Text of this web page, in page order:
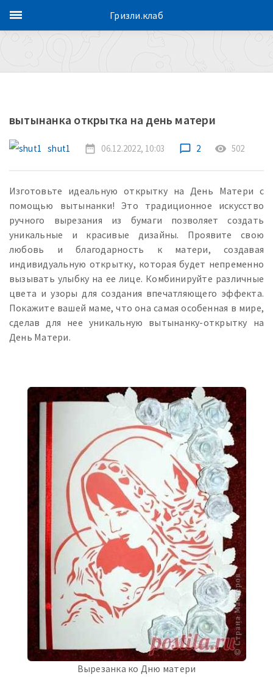
вытынанка открытка на день матери
shut1 date_range 06.12.2022, 10:03 chat_bubble_outline 2 remove_red_eye 502
Изготовьте идеальную открытку на День Матери с
помощью вытынанки! Это традиционное искусство
ручного вырезания из бумаги позволяет создать
уникальные и красивые дизайны. Проявите свою
любовь и благодарность к матери, создавая
индивидуальную открытку, которая будет непременно
вызывать улыбку на ее лице. Комбинируйте различные
цвета и узоры для создания впечатляющего эффекта.
Покажите вашей маме, что она самая особенная в мире,
сделав для нее уникальную вытынанку-открытку на
День Матери.
Вырезанка ко Дню матери
Гризли.клаб